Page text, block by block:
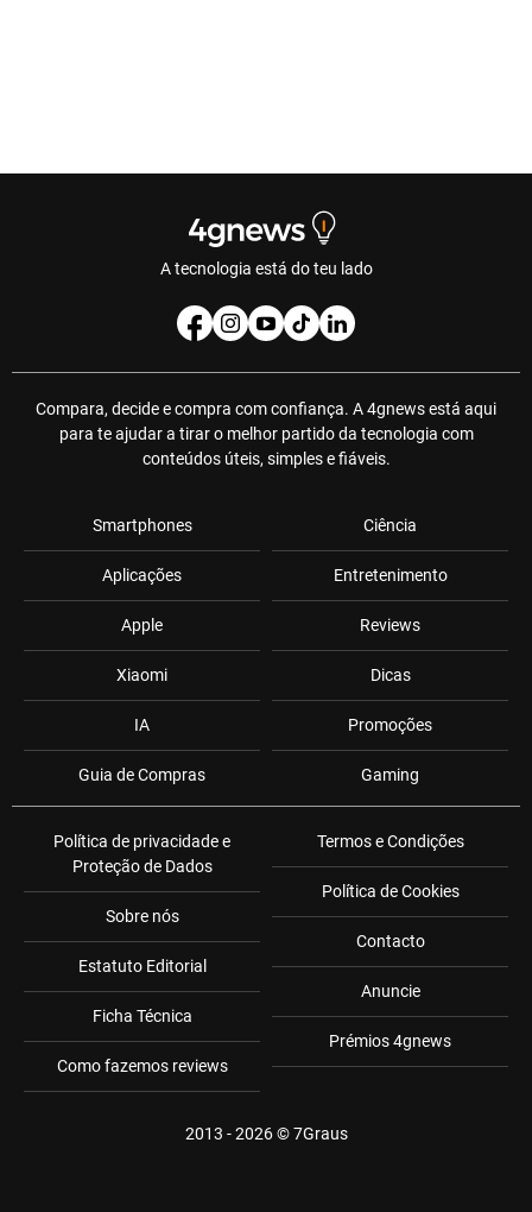
A tecnologia está do teu lado
Compara, decide e compra com confiança. A 4gnews está aqui
para te ajudar a tirar o melhor partido da tecnologia com
conteúdos úteis, simples e fiáveis.
Smartphones
Aplicações
Apple
Xiaomi
IA
Guia de Compras
Ciência
Entretenimento
Reviews
Dicas
Promoções
Gaming
Política de privacidade e
Proteção de Dados
Sobre nós
Estatuto Editorial
Ficha Técnica
Como fazemos reviews
Termos e Condições
Política de Cookies
Contacto
Anuncie
Prémios 4gnews
2013 - 2026 ©7Graus